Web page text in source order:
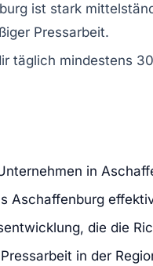
ist stark
Pressarbeit.
täglich mindestens
in
Aschaffenburg
die die
in der